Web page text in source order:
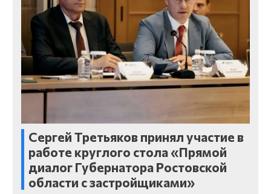
Сергей Третьяков принял участие в
работе круглого стола «Прямой
диалог Губернатора Ростовской
области с застройщиками»